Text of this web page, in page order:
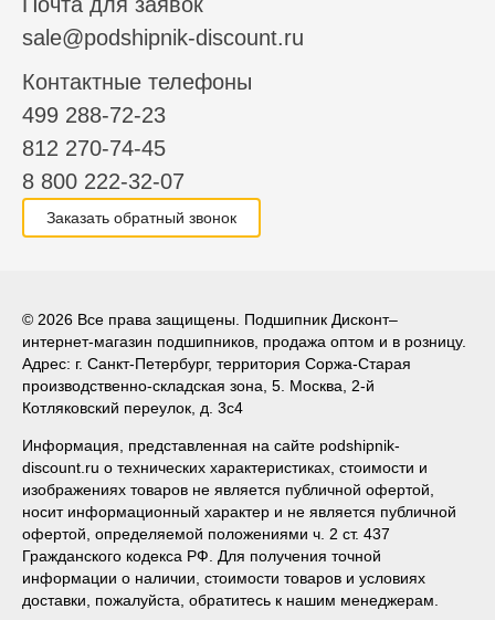
sale@podshipnik-discount.ru
Контактные телефоны
499 288-72-23
812 270-74-45
8 800 222-32-07
Заказать обратный звонок
© 2026 Все права защищены. Подшипник Дисконт–
интернет-магазин подшипников, продажа оптом и в розницу.
Адрес: г. Санкт-Петербург, территория Соржа-Старая
производственно-складская зона, 5. Москва, 2-й
Котляковский переулок, д. 3с4
Информация, представленная на сайте podshipnik-
discount.ru о технических характеристиках, стоимости и
изображениях товаров не является публичной офертой,
носит информационный характер и не является публичной
офертой, определяемой положениями ч. 2 ст. 437
Гражданского кодекса РФ. Для получения точной
информации о наличии, стоимости товаров и условиях
доставки, пожалуйста, обратитесь к нашим менеджерам.